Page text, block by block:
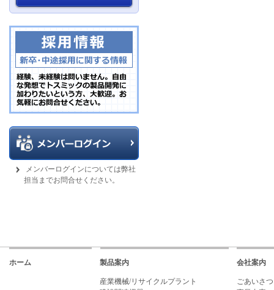
メンバーログインについては弊社
担当までお問合せください。
ホーム 製品案内
産業機械/リサイクルプラント
会社案内
ごあいさつ